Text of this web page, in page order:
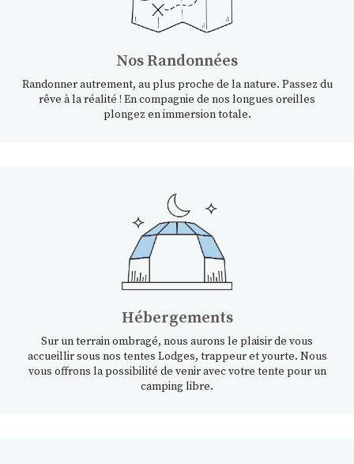
Nos Randonnées
Randonner autrement, au plus proche de la nature. Passez du
rêve à la réalité ! En compagnie de nos longues oreilles
plongez en immersion totale.
Hébergements
Sur un terrain ombragé, nous aurons le plaisir de vous
accueillir sous nos tentes Lodges, trappeur et yourte. Nous
vous offrons la possibilité de venir avec votre tente pour un
camping libre.